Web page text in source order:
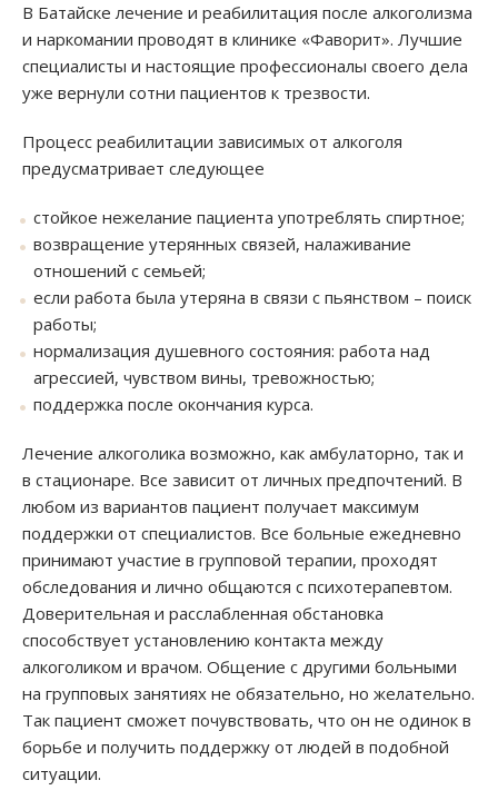
В Батайске лечение и реабилитация после алкоголизма
и наркомании проводят в клинике «Фаворит». Лучшие
специалисты и настоящие профессионалы своего дела
уже вернули сотни пациентов к трезвости.
Процесс реабилитации зависимых от алкоголя
предусматривает следующее
стойкое нежелание пациента употреблять спиртное;
возвращение утерянных связей, налаживание
отношений с семьей;
если работа была утеряна в связи с пьянством – поиск
работы;
нормализация душевного состояния: работа над
агрессией, чувством вины, тревожностью;
поддержка после окончания курса.
Лечение алкоголика возможно, как амбулаторно, так и
в стационаре. Все зависит от личных предпочтений. В
любом из вариантов пациент получает максимум
поддержки от специалистов. Все больные ежедневно
принимают участие в групповой терапии, проходят
обследования и лично общаются с психотерапевтом.
Доверительная и расслабленная обстановка
способствует установлению контакта между
алкоголиком и врачом. Общение с другими больными
на групповых занятиях не обязательно, но желательно.
Так пациент сможет почувствовать, что он не одинок в
борьбе и получить поддержку от людей в подобной
ситуации.